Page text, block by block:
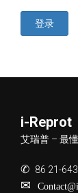
登录
i-Reprot
艾瑞普 – 最
✆ 86 21-
✉